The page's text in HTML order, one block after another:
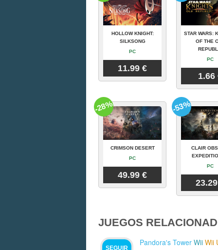
HOLLOW KNIGHT:
SILKSONG
PC
11.99 €
STAR WARS:
OF THE
PC
1.66
CRIMSON DESERT
PC
49.99 €
-28%
CLAIR
PC
-53%
JUEGOS
SEGUIR
Pandora's Tower Wii Wii